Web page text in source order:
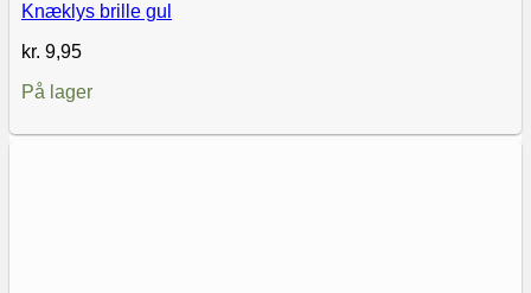
Knæklys brille gul
kr. 9,95
På lager